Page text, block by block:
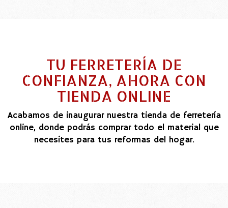
TU FERRETERÍA DE
CONFIANZA, AHORA CON
TIENDA ONLINE
Acabamos de inaugurar nuestra tienda de ferretería
online, donde podrás comprar todo el material que
necesites para tus reformas del hogar.